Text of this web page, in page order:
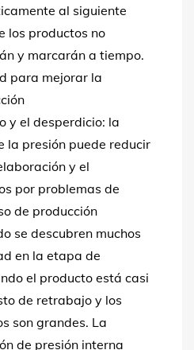
al siguiente
los productos no
y marcarán a tiempo.
para mejorar la
y el desperdicio: la
la presión puede reducir
y el
​​por problemas de
de producción
se descubren muchos
en la etapa de
el producto está casi
de retrabajo y los
son grandes. La
de presión interna